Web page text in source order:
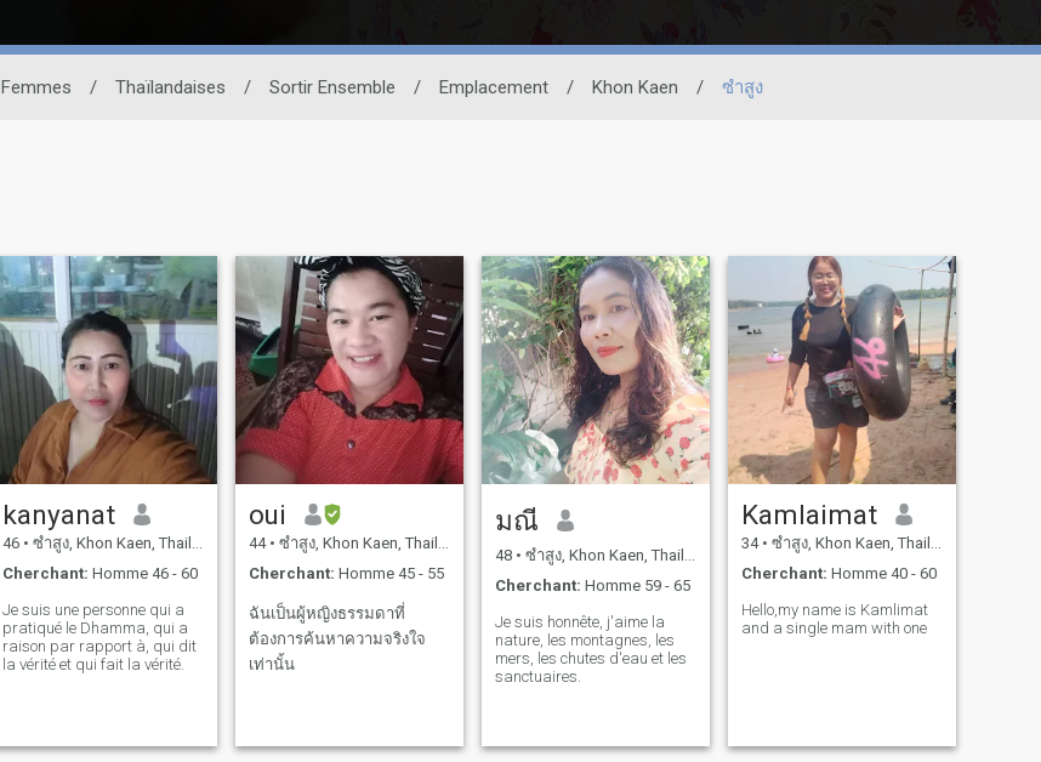
Femmes / Thaïlandaises / Sortir Ensemble / Emplacement / Khon Kaen / ซำสูง
kanyanat
46 • ซำสูง, Khon Kaen, Thailande
Cherchant: Homme 46 - 60
Je suis une personne qui a
pratiqué le Dhamma, qui a
raison par rapport à, qui dit
la vérité et qui fait la vérité.
oui
44 • ซำสูง, Khon Kaen, Thailande
Cherchant: Homme 45 - 55
ฉันเป็นผู้หญิงธรรมดาที่
ต้องการค้นหาความจริงใจ
เท่านั้น
มณี
48 • ซำสูง, Khon Kaen, Thailande
Cherchant: Homme 59 - 65
Je suis honnête, j'aime la
nature, les montagnes, les
mers, les chutes d'eau et les
sanctuaires.
Kamlaimat
34 • ซำสูง, Khon Kaen, Thailande
Cherchant: Homme 40 - 60
Hello,my name is Kamlimat
and a single mam with one